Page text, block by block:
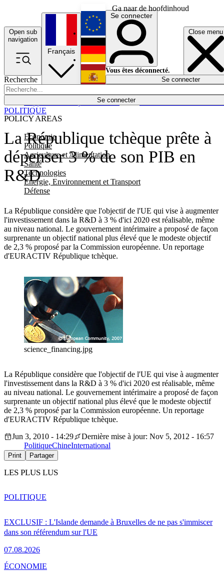
Ga naar de hoofdinhoud
Open sub
navigation
Close menu
Recherche
Se connecter
POLICY AREAS
Economie
Politique
Agriculture et Alimentation
Santé
Technologies
Energie, Environnement et Transport
Défense
Économie
Français
English
Deutsch
Español
Se connecter
Vous êtes déconnecté.
Se connecter
La République tchèque prête à
dépenser 3 % de son PIB en
R&D
La République considère que l'objectif de l'UE qui vise à augmenter
l'investissement dans la R&D à 3 % d'ici 2020 est réalisable, même
au niveau national. Le gouvernement intérimaire a proposé de façon
surprenante un objectif national plus élevé que le modeste objectif
de 2,3 % proposé par la Commission européenne. Un reportage
d'EURACTIV République tchèque.
POLITIQUE
science_financing.jpg
La République considère que l'objectif de l'UE qui vise à augmenter
l'investissement dans la R&D à 3 % d'ici 2020 est réalisable, même
au niveau national. Le gouvernement intérimaire a proposé de façon
surprenante un objectif national plus élevé que le modeste objectif
de 2,3 % proposé par la Commission européenne. Un reportage
d'EURACTIV République tchèque.
Jun 3, 2010 - 14:29
Dernière mise à jour: Nov 5, 2012 - 16:57
PolitiqueChineInternational
Print Partager
LES PLUS LUS
EXCLUSIF : L'Islande demande à Bruxelles de ne pas s'immiscer
dans son référendum sur l'UE
07.08.2026
POLITIQUE
ÉCONOMIE